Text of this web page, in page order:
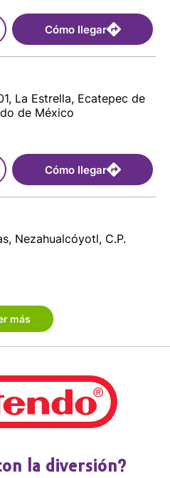
Cómo llegar
La Estrella, Ecatepec de
de México
Cómo llegar
Nezahualcóyotl, C.P.
Cómo llegar
Francisco Villa, Ecatepec
de México
más
la diversión?